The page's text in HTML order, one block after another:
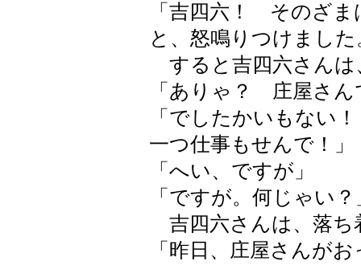
「吉四六！ そのざま
と、怒鳴りつけました
すると吉四六さんは
「ありゃ？ 庄屋さん
「でしたかいもない
一つ仕事もせんで！」
「へい、ですが」
「ですが。何じゃい？
吉四六さんは、落ち
「昨日、庄屋さんが